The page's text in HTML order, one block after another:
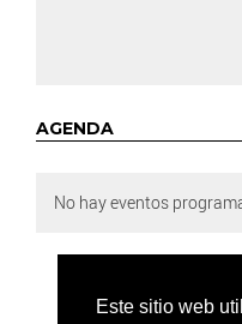
Este sitio web
AGENDA
No hay eventos